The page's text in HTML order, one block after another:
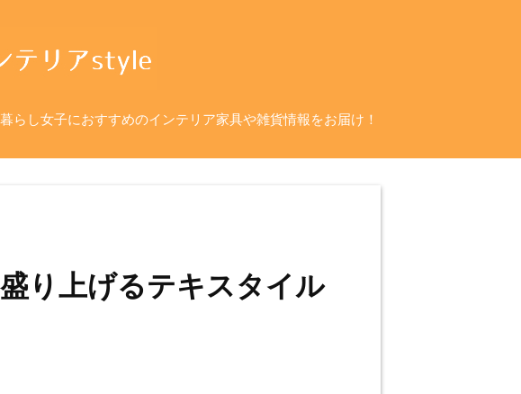
らし女子におすすめのインテリア家具や雑貨情報をお届け！
り上げるテキスタイル